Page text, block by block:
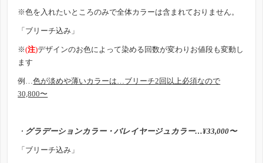
※色を入れたいところのみで全体カラーは含まれておりません。
「ブリーチ込み」
※(注)デザインのお色によって染める回数が変わりお値段も変動し
ます
例…色が淡めや薄いカラーは…ブリーチ2回以上必須なので
30,800〜
・ グラデーションカラー・バレイヤージュカラー…¥33,000〜
「ブリーチ込み」